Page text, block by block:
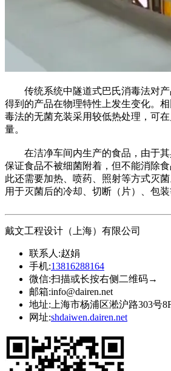
传统系统中隧道式巴氏消毒法对产
得到的产品在物理特性上发生变化。
毒法的无菌充装采用较低热处理，可
量。
在洁净车间内生产的食品，由于其
保证食品不被细菌附着，但不能消除
此还需要加热、喷药、照射等方式灭
用于灭菌后的冷却、切断（片）、包装
戴文工程设计（上海）有限公司
联系人:赵娟
手机:13816288164
微信:扫描或长按右侧二维码→
邮箱:info@dairen.net
地址: 上海市杨浦区淞沪路303号
网址:shdaiwen.dairen.net